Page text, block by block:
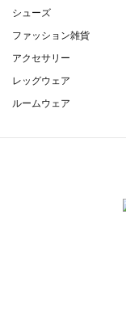
シューズ
ファッション雑貨
アクセサリー
レッグウェア
ルームウェア